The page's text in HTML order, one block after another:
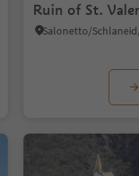
Ruin of St.